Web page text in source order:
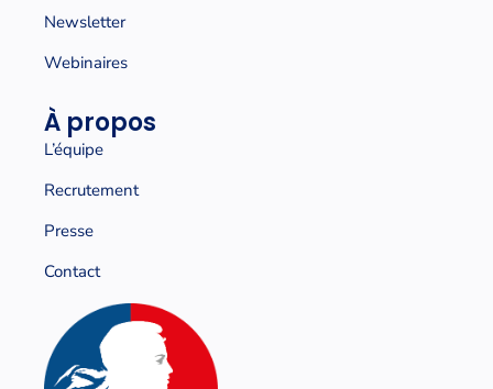
Newsletter
Webinaires
À propos
L’équipe
Recrutement
Presse
Contact